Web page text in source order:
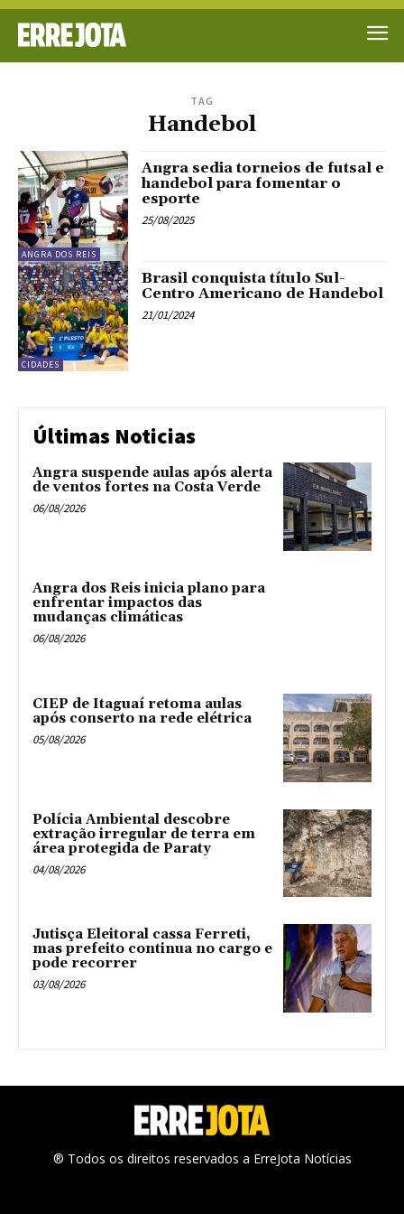
TAG
Handebol
ANGRA DOS REIS
Angra sedia torneios de futsal e
handebol para fomentar o
esporte
25/08/2025
CIDADES
Brasil conquista título Sul-
Centro Americano de Handebol
21/01/2024
Últimas Noticias
Angra suspende aulas após alerta
de ventos fortes na Costa Verde
06/08/2026
Angra dos Reis inicia plano para
enfrentar impactos das
mudanças climáticas
06/08/2026
CIEP de Itaguaí retoma aulas
após conserto na rede elétrica
05/08/2026
Polícia Ambiental descobre
extração irregular de terra em
área protegida de Paraty
04/08/2026
Jutisça Eleitoral cassa Ferreti,
mas prefeito continua no cargo e
pode recorrer
03/08/2026
® Todos os direitos reservados a ErreJota Notícias